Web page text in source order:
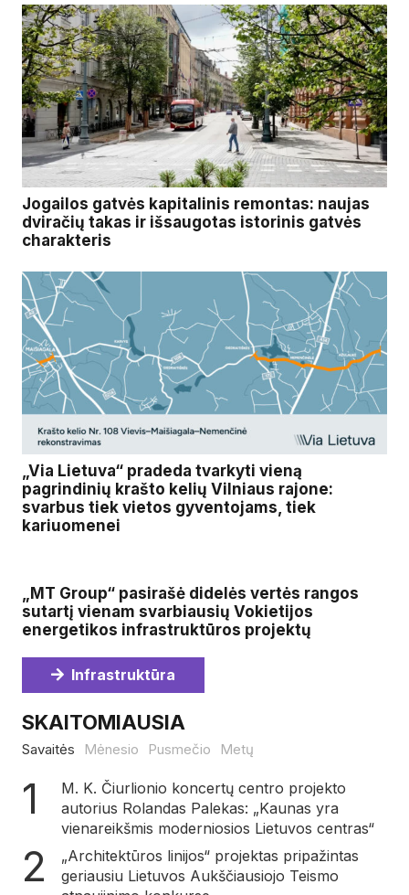
Jogailos gatvės kapitalinis remontas: naujas
dviračių takas ir išsaugotas istorinis gatvės
charakteris
„Via Lietuva“ pradeda tvarkyti vieną
pagrindinių krašto kelių Vilniaus rajone:
svarbus tiek vietos gyventojams, tiek
kariuomenei
„MT Group“ pasirašė didelės vertės rangos
sutartį vienam svarbiausių Vokietijos
energetikos infrastruktūros projektų
Infrastruktūra
SKAITOMIAUSIA
Savaitės Mėnesio Pusmečio Metų
M. K. Čiurlionio koncertų centro projekto
autorius Rolandas Palekas: „Kaunas yra
vienareikšmis moderniosios Lietuvos centras“
„Architektūros linijos“ projektas pripažintas
geriausiu Lietuvos Aukščiausiojo Teismo